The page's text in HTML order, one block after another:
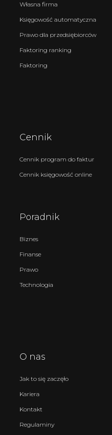
Własna firma
Księgowość automatyczna
Prawo dla przedsiębiorców
Faktoring ranking
Faktoring
Cennik
Cennik program do faktur
Cennik księgowość online
Poradnik
Biznes
Finanse
Prawo
Technologia
O nas
Jak to się zaczęło
Kariera
Kontakt
Regulaminy